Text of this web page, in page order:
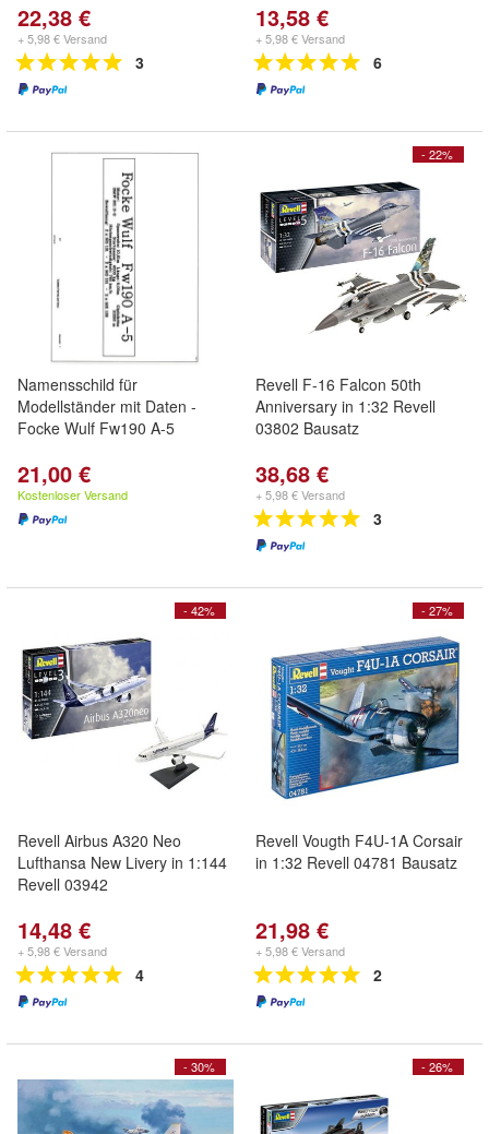
22,38 €
+ 5,98 € Versand
3
13,58 €
+ 5,98 € Versand
6
Namensschild für
Modellständer mit Daten -
Focke Wulf Fw190 A-5
21,00 €
Kostenloser Versand
- 22%
Revell F-16 Falcon 50th
Anniversary in 1:32 Revell
03802 Bausatz
38,68 €
+ 5,98 € Versand
3
- 42%
Revell Airbus A320 Neo
Lufthansa New Livery in 1:144
Revell 03942
14,48 €
+ 5,98 € Versand
4
- 27%
Revell Vougth F4U-1A Corsair
in 1:32 Revell 04781 Bausatz
21,98 €
+ 5,98 € Versand
2
- 30% - 26%